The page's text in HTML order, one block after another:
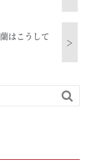
はこうして
＞
